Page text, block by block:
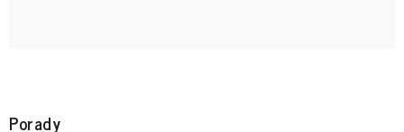
Porady